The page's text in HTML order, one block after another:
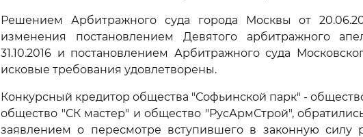
Решением Арбитражного суда города Москвы от
изменения постановлением Девятого арбитражного
31.10.2016 и постановлением Арбитражного суда
исковые требования удовлетворены.
Конкурсный кредитор общества "Софьинской парк" -
общество "СК мастер" и общество "РусАрмСтрой",
заявлением о пересмотре вступившего в законную силу